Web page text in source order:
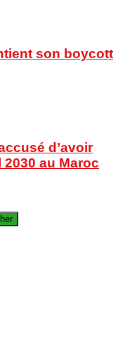
son boycott
d’avoir
au Maroc